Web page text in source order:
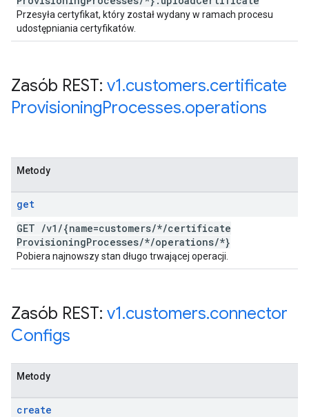
Przesyła certyfikat, który został wydany w ramach procesu
udostępniania certyfikatów.
Zasób REST: v1.customers.certificate
ProvisioningProcesses.operations
Metody
get
GET /v1 /{name=customers/*/certificate
ProvisioningProcesses/*/operations/*}
Pobiera najnowszy stan długo trwającej operacji.
Zasób REST: v1.customers.connector
Configs
Metody
create